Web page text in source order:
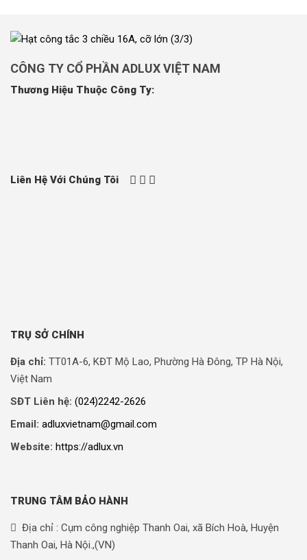
CÔNG TY CỔ PHẦN ADLUX VIỆT NAM
Thương Hiệu Thuộc Công Ty:
Liên Hệ Với Chúng Tôi
TRỤ SỞ CHÍNH
Địa chỉ: TT01A-6, KĐT Mộ Lao, Phường Hà Đông, TP Hà Nội,
Việt Nam
SĐT Liên hệ: (024)2242-2626
Email: adluxvietnam@gmail.com
Website: https://adlux.vn
TRUNG TÂM BẢO HÀNH
Địa chỉ : Cụm công nghiệp Thanh Oai, xã Bích Hoà, Huyện
Thanh Oai, Hà Nội.,(VN)